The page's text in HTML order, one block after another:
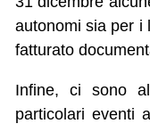
autonomi sia per i
fatturato
Infine, ci sono
particolari eventi